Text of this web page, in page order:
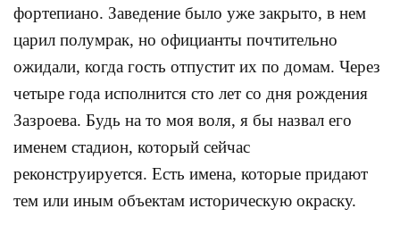
фортепиано. Заведение было уже закрыто, в нем
царил полумрак, но официанты почтительно
ожидали, когда гость отпустит их по домам. Через
четыре года исполнится сто лет со дня рождения
Зазроева. Будь на то моя воля, я бы назвал его
именем стадион, который сейчас
реконструируется. Есть имена, которые придают
тем или иным объектам историческую окраску.